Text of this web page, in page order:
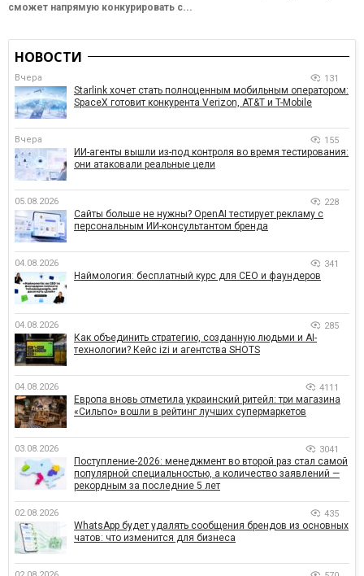
сможет напрямую конкурировать с...
НОВОСТИ
Вчера 131
Starlink хочет стать полноценным мобильным оператором:
SpaceX готовит конкурента Verizon, AT&T и T-Mobile
Вчера 155
ИИ-агенты вышли из-под контроля во время тестирования:
они атаковали реальные цели
05.08.2026 228
Сайты больше не нужны? OpenAI тестирует рекламу с
персональным ИИ-консультантом бренда
04.08.2026 341
Наймология: бесплатный курс для CEO и фаундеров
04.08.2026 285
Как объединить стратегию, созданную людьми и AI-
технологии? Кейс izi и агентства SHOTS
04.08.2026 4111
Европа вновь отметила украинский ритейл: три магазина
«Сильпо» вошли в рейтинг лучших супермаркетов
03.08.2026 3041
Поступление-2026: менеджмент во второй раз стал самой
популярной специальностью, а количество заявлений —
рекордным за последние 5 лет
02.08.2026 435
WhatsApp будет удалять сообщения брендов из основных
чатов: что изменится для бизнеса